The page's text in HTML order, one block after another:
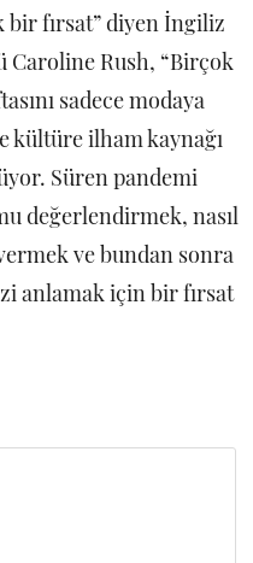
fırsat” diyen İngiliz
Caroline Rush, “Birçok
sadece modaya
kültüre ilham kaynağı
Süren pandemi
değerlendirmek, nasıl
ve bundan sonra
anlamak için bir fırsat